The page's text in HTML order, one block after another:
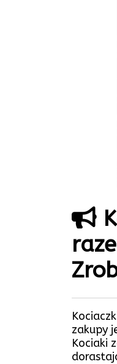
zakupy
Kociaki